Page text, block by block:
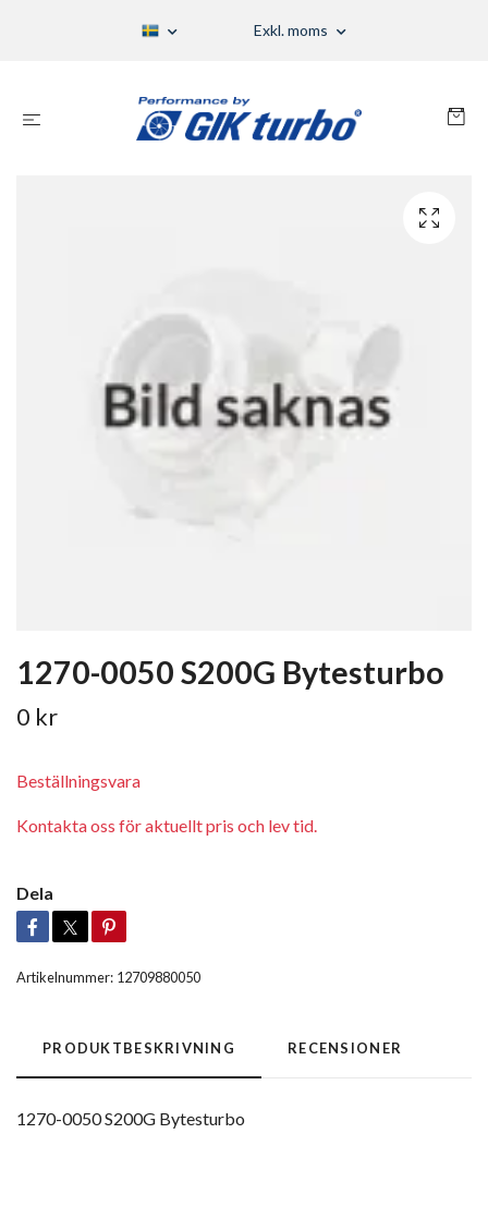
Exkl. moms
1270-0050 S200G Bytesturbo
0 kr
Beställningsvara
Kontakta oss för aktuellt pris och lev tid.
Dela
Artikelnummer: 12709880050
PRODUKTBESKRIVNING RECENSIONER
1270-0050 S200G Bytesturbo